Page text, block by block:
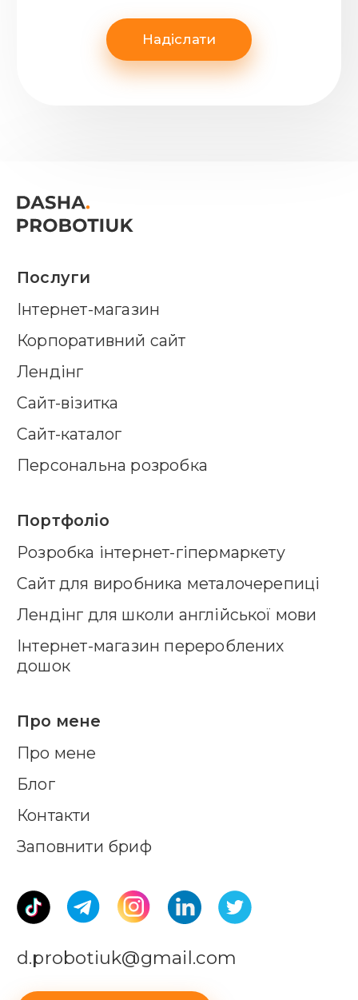
Надіслати
Послуги
Інтернет-магазин
Корпоративний сайт
Лендінг
Сайт-візитка
Сайт-каталог
Персональна розробка
Портфоліо
Розробка інтернет-гіпермаркету
Cайт для виробника металочерепиці
Лендінг для школи англійської мови
Інтернет-магазин перероблених
дошок
Про мене
Про мене
Блог
Контакти
Заповнити бриф
d.probotiuk@gmail.com